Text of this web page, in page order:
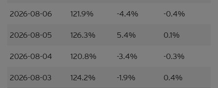
本香港網站所載的材料僅供參考及討論用途，並不構
網站所提述或所指的結構性產品（「
結構性產品」）
因、意見或建議。材料並不構成購買或出售結構性產
的內容並不構成任何合約或承諾的依據。本香港網站
2026-08-06 121.9% -4.4% -0.4%
2026-08-05 126.3% 5.4% 0.1%
2026-08-04 120.8% -3.4% -0.3%
2026-08-03 124.2% -1.9% 0.4%